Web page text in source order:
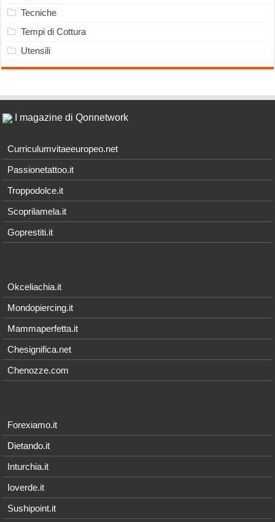
Tecniche
Tempi di Cottura
Utensili
I magazine di Qonnetwork
Curriculumvitaeeuropeo.net
Passionetattoo.it
Troppodolce.it
Scoprilamela.it
Goprestiti.it
Okceliachia.it
Mondopiercing.it
Mammaperfetta.it
Chesignifica.net
Chenozze.com
Forexiamo.it
Dietando.it
Inturchia.it
Ioverde.it
Sushipoint.it